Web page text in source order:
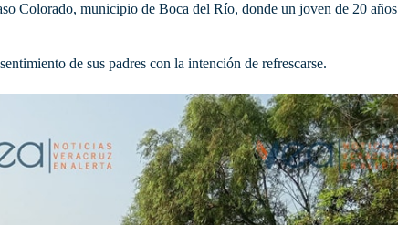
Colorado, municipio de Boca del Río, donde un joven de 20 años
de sus padres con la intención de refrescarse.